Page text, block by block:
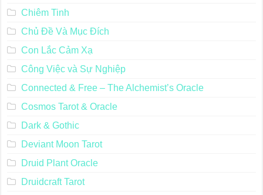
Chiêm Tinh
Chủ Đề Và Mục Đích
Con Lắc Cảm Xạ
Công Việc và Sự Nghiệp
Connected & Free – The Alchemist’s Oracle
Cosmos Tarot & Oracle
Dark & Gothic
Deviant Moon Tarot
Druid Plant Oracle
Druidcraft Tarot